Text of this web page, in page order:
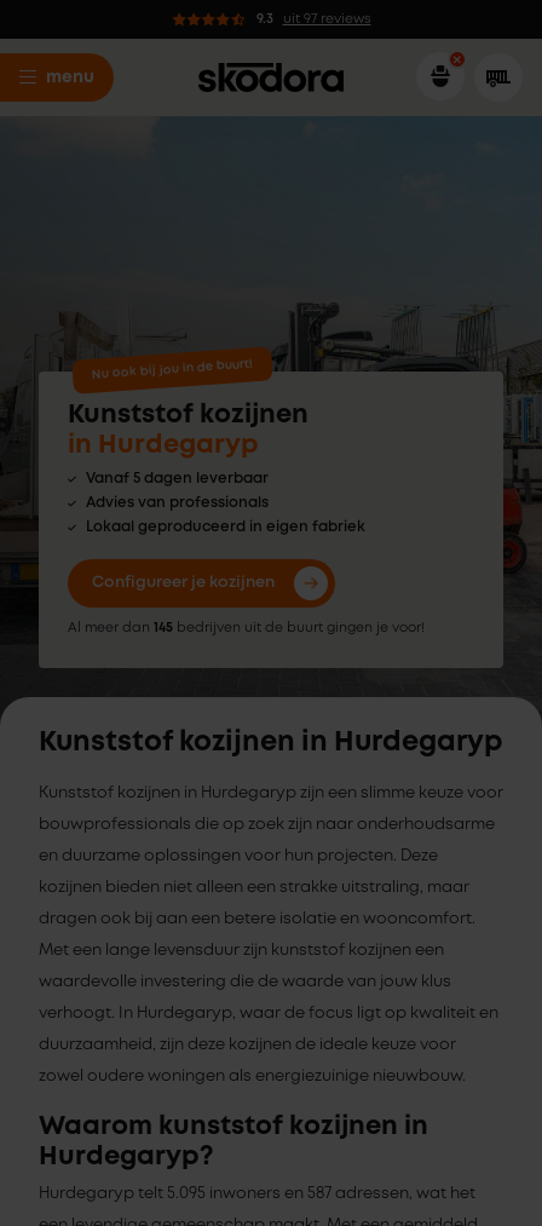
9.3 uit 97 reviews
menu
Nu ook bij jou in de buurt!
Kunststof kozijnen
in Hurdegaryp
Vanaf 5 dagen leverbaar
Advies van professionals
Lokaal geproduceerd in eigen fabriek
Configureer je kozijnen
Al meer dan 145 bedrijven uit de buurt gingen je voor!
Kunststof kozijnen in Hurdegaryp
Kunststof kozijnen in Hurdegaryp zijn een slimme keuze voor
bouwprofessionals die op zoek zijn naar onderhoudsarme
en duurzame oplossingen voor hun projecten. Deze
kozijnen bieden niet alleen een strakke uitstraling, maar
dragen ook bij aan een betere isolatie en wooncomfort.
Met een lange levensduur zijn kunststof kozijnen een
waardevolle investering die de waarde van jouw klus
verhoogt. In Hurdegaryp, waar de focus ligt op kwaliteit en
duurzaamheid, zijn deze kozijnen de ideale keuze voor
zowel oudere woningen als energiezuinige nieuwbouw.
Waarom kunststof kozijnen in
Hurdegaryp?
Hurdegaryp telt 5.095 inwoners en 587 adressen, wat het